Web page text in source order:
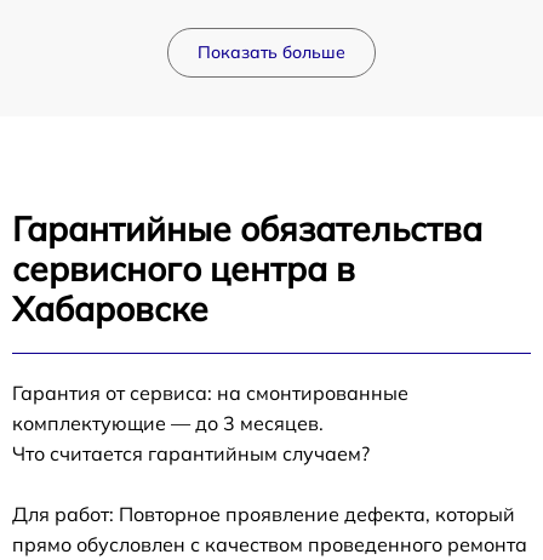
Показать больше
Гарантийные обязательства
сервисного центра в
Хабаровске
Гарантия от сервиса: на смонтированные
комплектующие — до 3 месяцев.
Что считается гарантийным случаем?
Для работ: Повторное проявление дефекта, который
прямо обусловлен с качеством проведенного ремонта